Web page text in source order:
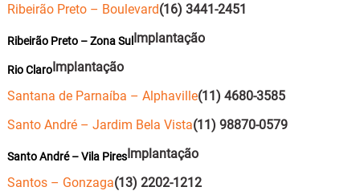
Ribeirão Preto – Boulevard(16) 3441-2451
Ribeirão Preto – Zona SulImplantação
Rio ClaroImplantação
Santana de Parnaíba – Alphaville(11) 4680-3585
Santo André – Jardim Bela Vista(11) 98870-0579
Santo André – Vila PiresImplantação
Santos – Gonzaga(13) 2202-1212